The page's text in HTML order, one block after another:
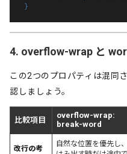
}
4. overflow-wrap と
この2つのプロパティは混同
認しましょう。
比較項目
overflow-wrap:
break-word
改行の考
自然な位置を優先し、